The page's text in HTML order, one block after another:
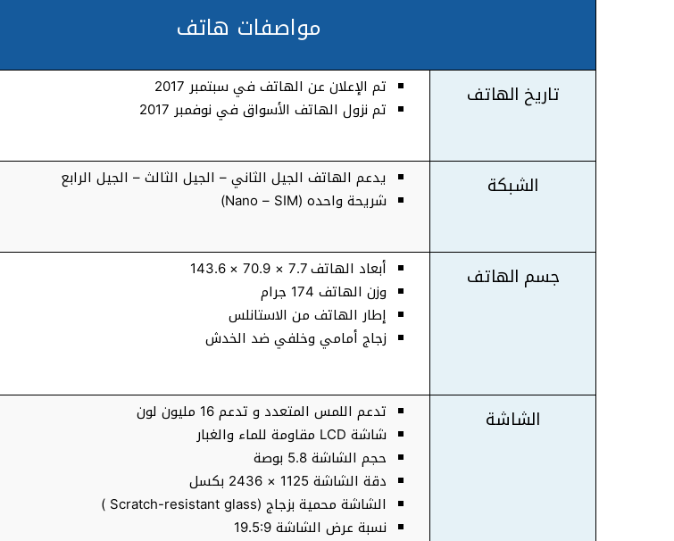
مواصفات هاتف
تاريخ الهاتف
تم الإعلان عن الهاتف في سبتمبر 2017
تم نزول الهاتف الأسواق في نوفمبر 2017
الشبكة
يدعم الهاتف الجيل الثاني – الجيل الثالث – الجيل الرابع
شريحة واحده (Nano – SIM)
جسم الهاتف
أبعاد الهاتف 7.7 × 70.9 × 143.6
وزن الهاتف 174 جرام
إطار الهاتف من الاستانلس
زجاج أمامي وخلفي ضد الخدش
الشاشة
تدعم اللمس المتعدد و تدعم 16 مليون لون
شاشة LCD مقاومة للماء والغبار
حجم الشاشة 5.8 بوصة
دقة الشاشة 1125 × 2436 بكسل
الشاشة محمية بزجاج (Scratch-resistant glass )
نسبة عرض الشاشة 19.5:9